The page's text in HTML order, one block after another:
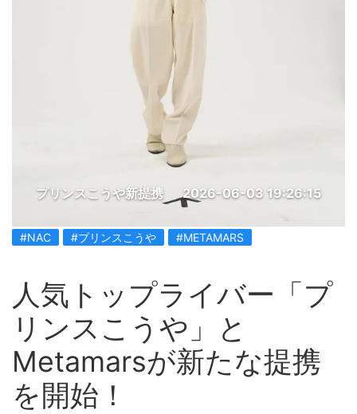
プリンスこうや新提携 2026-06-03 19:26:15
#NAC #プリンスこうや #METAMARS
人気トップライバー「プ
リンスこうや」と
Metamarsが新たな提携
を開始！